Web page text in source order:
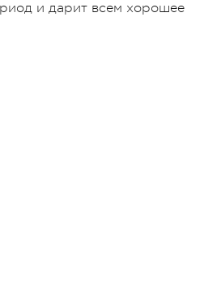
и дарит всем хорошее